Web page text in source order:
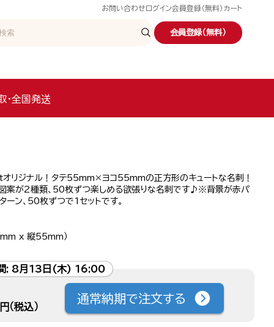
お問い合わせ ログイン会員登録（無料） カート
会員登録（無料）
・全国発送
リジナル！タテ55mm×ヨコ55mmの正方形のキュートな名刺！
案が2種類、50枚ずつ楽しめる欲張りな名刺です♪※背景が赤パ
ーン、50枚ずつで1セットです。
x 縦55mm）
: 8月13日(木) 16:00
円（税込）
通常納期で注文する